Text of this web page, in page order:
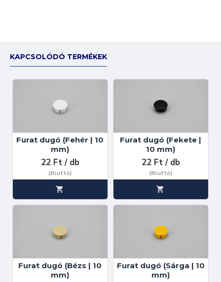
KAPCSOLÓDÓ TERMÉKEK
Furat dugó (Fehér | 10
mm)
22 Ft / db
(Bruttó)
Furat dugó (Fekete |
10 mm)
22 Ft / db
(Bruttó)
Furat dugó (Bézs | 10
mm)
Furat dugó (Sárga | 10
mm)